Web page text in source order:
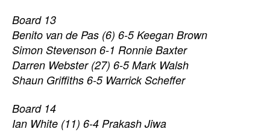
Board 13
Benito van de Pas (6) 6-5 Keegan Brown
Simon Stevenson 6-1 Ronnie Baxter
Darren Webster (27) 6-5 Mark Walsh
Shaun Griffiths 6-5 Warrick Scheffer
Board 14
Ian White (11) 6-4 Prakash Jiwa